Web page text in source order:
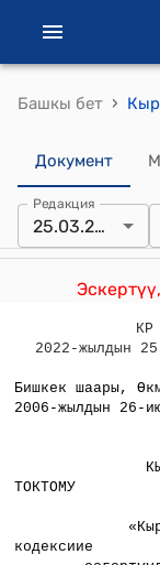
Башкы бет ›
Документ
Редакция
25.03.2022